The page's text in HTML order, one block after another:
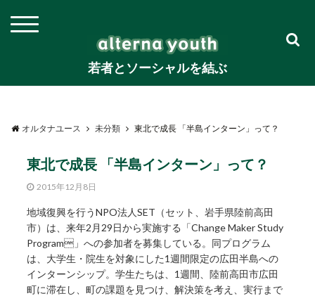
若者とソーシャルを結ぶ
オルタナユース 未分類 東北で成長 「半島インターン」って？
東北で成長 「半島インターン」って？
2015年12月8日
地域復興を行うNPO法人SET（セット、岩手県陸前高田
市）は、来年2月29日から実施する「Change Maker Study
Program」への参加者を募集している。同プログラム
は、大学生・院生を対象にした1週間限定の広田半島への
インターンシップ。学生たちは、1週間、陸前高田市広田
町に滞在し、町の課題を見つけ、解決策を考え、実行まで